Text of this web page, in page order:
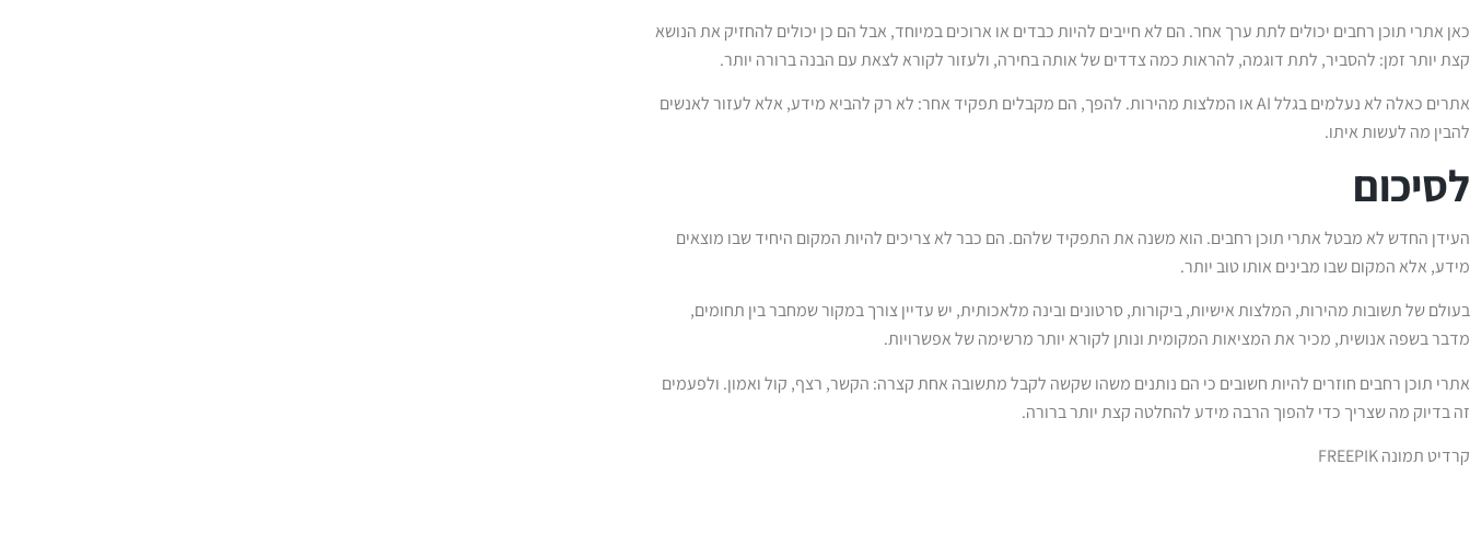
כאן אתרי תוכן רחבים יכולים לתת ערך אחר. הם לא חייבים להיות כבדים או ארוכים במיוחד, אבל הם כן יכולים להחזיק את הנושא
קצת יותר זמן: להסביר, לתת דוגמה, להראות כמה צדדים של אותה בחירה, ולעזור לקורא לצאת עם הבנה ברורה יותר.
אתרים כאלה לא נעלמים בגלל AI או המלצות מהירות. להפך, הם מקבלים תפקיד אחר: לא רק להביא מידע, אלא לעזור לאנשים
להבין מה לעשות איתו.
לסיכום
העידן החדש לא מבטל אתרי תוכן רחבים. הוא משנה את התפקיד שלהם. הם כבר לא צריכים להיות המקום היחיד שבו מוצאים
מידע, אלא המקום שבו מבינים אותו טוב יותר.
בעולם של תשובות מהירות, המלצות אישיות, ביקורות, סרטונים ובינה מלאכותית, יש עדיין צורך במקור שמחבר בין תחומים,
מדבר בשפה אנושית, מכיר את המציאות המקומית ונותן לקורא יותר מרשימה של אפשרויות.
אתרי תוכן רחבים חוזרים להיות חשובים כי הם נותנים משהו שקשה לקבל מתשובה אחת קצרה: הקשר, רצף, קול ואמון. ולפעמים
זה בדיוק מה שצריך כדי להפוך הרבה מידע להחלטה קצת יותר ברורה.
קרדיט תמונה FREEPIK